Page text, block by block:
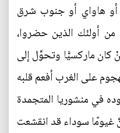
أو هاواي أو جنوب شرق
أولئك الذين حضروا،
كان ماركسيًّا وتحوَّل إلى
على الغرب أفعم قلبه
في منشوريا المتجمدة
غيومًا سوداء قد انقشعت